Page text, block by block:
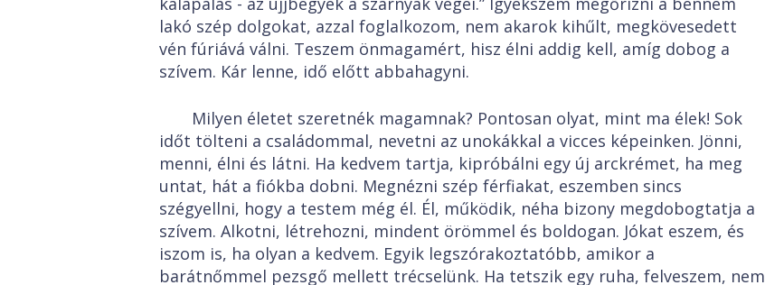
lakó szép dolgokat, azzal foglalkozom, nem akarok kihűlt, megkövesedett
vén fúriává válni. Teszem önmagamért, hisz élni addig kell, amíg dobog a
szívem. Kár lenne, idő előtt abbahagyni.
Milyen életet szeretnék magamnak? Pontosan olyat, mint ma élek! Sok
időt tölteni a családommal, nevetni az unokákkal a vicces képeinken. Jönni,
menni, élni és látni. Ha kedvem tartja, kipróbálni egy új arckrémet, ha meg
untat, hát a fiókba dobni. Megnézni szép férfiakat, eszemben sincs
szégyellni, hogy a testem még él. Él, működik, néha bizony megdobogtatja a
szívem. Alkotni, létrehozni, mindent örömmel és boldogan. Jókat eszem, és
iszom is, ha olyan a kedvem. Egyik legszórakoztatóbb, amikor a
barátnőmmel pezsgő mellett trécselünk. Ha tetszik egy ruha, felveszem, nem